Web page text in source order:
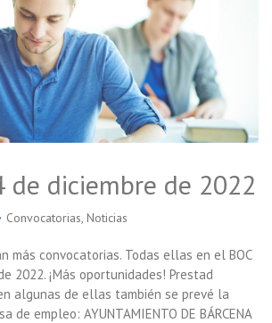
de diciembre de 2022
Convocatorias, Noticias
más convocatorias. Todas ellas en el BOC
2022. ¡Más oportunidades! Prestad
algunas de ellas también se prevé la
de empleo: AYUNTAMIENTO DE BÁRCENA